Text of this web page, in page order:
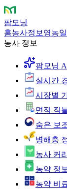
팜모닝
홈농사정보 영농일
농사 정보
팜모닝
실시간
시장별
면적 직
숨은 보
병해충
농사 커
농약 정보
농약 비